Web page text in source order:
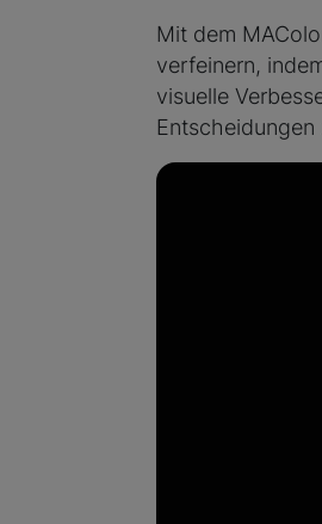
Mit dem
verfeinern,
visuelle
Entscheidungen